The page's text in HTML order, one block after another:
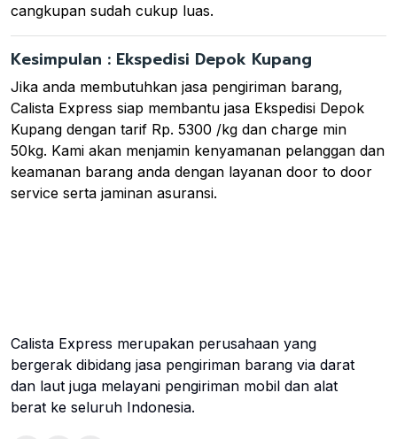
cangkupan sudah cukup luas.
Kesimpulan : Ekspedisi Depok Kupang
Jika anda membutuhkan jasa pengiriman barang,
Calista Express siap membantu jasa Ekspedisi Depok
Kupang dengan tarif Rp. 5300 /kg dan charge min
50kg. Kami akan menjamin kenyamanan pelanggan dan
keamanan barang anda dengan layanan door to door
service serta jaminan asuransi.
Calista Express merupakan perusahaan yang
bergerak dibidang jasa pengiriman barang via darat
dan laut juga melayani pengiriman mobil dan alat
berat ke seluruh Indonesia.